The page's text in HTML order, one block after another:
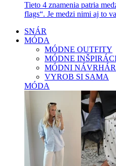
Tieto 4 znamenia patria
flags“. Je medzi nimi aj to
SNÁR
MÓDA
MÓDNE OUTFITY
MÓDNE
MÓDNI
VYROB SI SAMA
MÓDA